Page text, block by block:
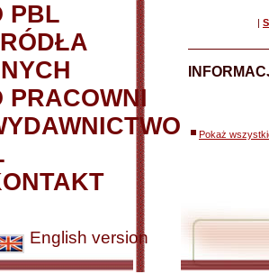
PBL
PRACOWNI
English version
|
Pokaż